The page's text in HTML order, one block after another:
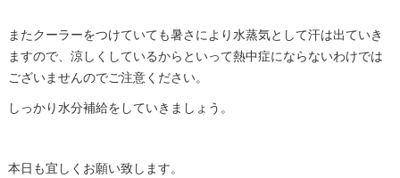
またクーラーをつけていても暑さにより水蒸気として汗は出ていき
ますので、涼しくしているからといって熱中症にならないわけでは
ございませんのでご注意ください。
しっかり水分補給をしていきましょう。
本日も宜しくお願い致します。